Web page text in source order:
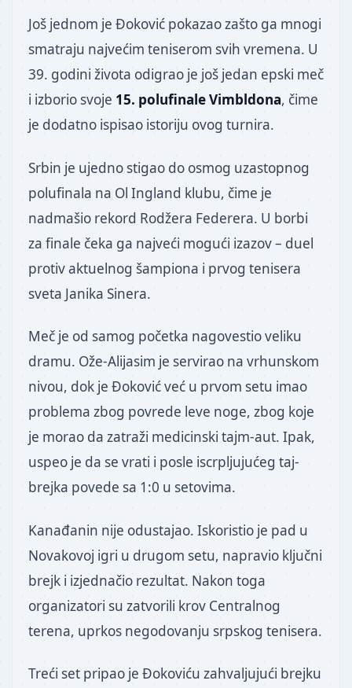
Još jednom je Đoković pokazao zašto ga mnogi
smatraju najvećim teniserom svih vremena. U
39. godini života odigrao je još jedan epski meč
i izborio svoje 15. polufinale Vimbldona, čime
je dodatno ispisao istoriju ovog turnira.
Srbin je ujedno stigao do osmog uzastopnog
polufinala na Ol Ingland klubu, čime je
nadmašio rekord Rodžera Federera. U borbi
za finale čeka ga najveći mogući izazov – duel
protiv aktuelnog šampiona i prvog tenisera
sveta Janika Sinera.
Meč je od samog početka nagovestio veliku
dramu. Ože-Alijasim je servirao na vrhunskom
nivou, dok je Đoković već u prvom setu imao
problema zbog povrede leve noge, zbog koje
je morao da zatraži medicinski tajm-aut. Ipak,
uspeo je da se vrati i posle iscrpljujućeg taj-
brejka povede sa 1:0 u setovima.
Kanađanin nije odustajao. Iskoristio je pad u
Novakovoj igri u drugom setu, napravio ključni
brejk i izjednačio rezultat. Nakon toga
organizatori su zatvorili krov Centralnog
terena, uprkos negodovanju srpskog tenisera.
Treći set pripao je Đokoviću zahvaljujući brejku